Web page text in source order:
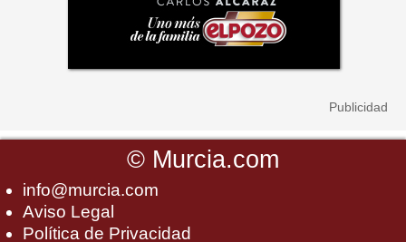
© Murcia.com
info@murcia.com
Aviso Legal
Política de Privacidad